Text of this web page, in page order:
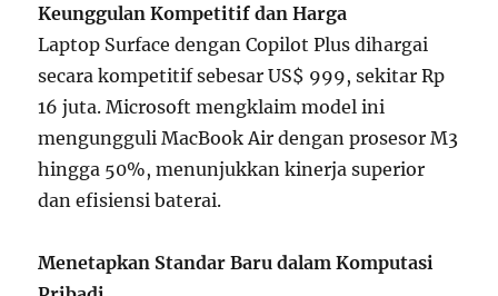
Keunggulan Kompetitif dan Harga
Laptop Surface dengan Copilot Plus dihargai
secara kompetitif sebesar US$ 999, sekitar Rp
16 juta. Microsoft mengklaim model ini
mengungguli MacBook Air dengan prosesor M3
hingga 50%, menunjukkan kinerja superior
dan efisiensi baterai.
Menetapkan Standar Baru dalam Komputasi